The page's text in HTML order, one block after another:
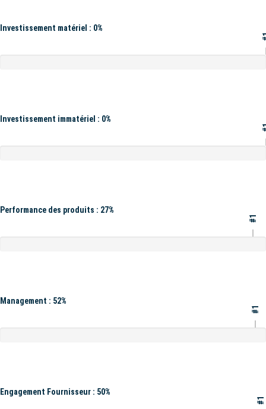
Investissement matériel : 0%
Investissement immatériel : 0%
Performance des produits : 27%
#1
Management : 52%
#1
Engagement Fournisseur : 50%
#1